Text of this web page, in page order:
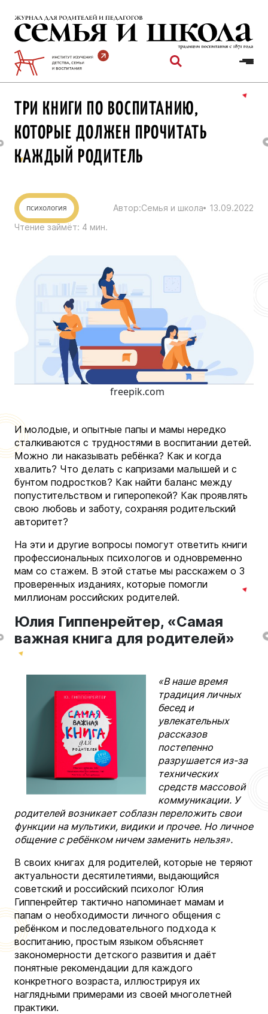
содержимому
ТРИ КНИГИ ПО ВОСПИТАНИЮ,
КОТОРЫЕ ДОЛЖЕН ПРОЧИТАТЬ
КАЖДЫЙ РОДИТЕЛЬ
психология Автор:Семья и школа
13.09.2022
Чтение займёт: 4 мин.
freepik.com
И молодые, и опытные папы и мамы нередко
сталкиваются с трудностями в воспитании детей.
Можно ли наказывать ребёнка? Как и когда
хвалить? Что делать с капризами малышей и с
бунтом подростков? Как найти баланс между
попустительством и гиперопекой? Как проявлять
свою любовь и заботу, сохраняя родительский
авторитет?
На эти и другие вопросы помогут ответить книги
профессиональных психологов и одновременно
мам со стажем. В этой статье мы расскажем о 3
проверенных изданиях, которые помогли
миллионам российских родителей.
Юлия Гиппенрейтер, «Самая
важная книга для родителей»
«В наше время
традиция личных
бесед и
увлекательных
рассказов
постепенно
разрушается из-за
технических
средств массовой
коммуникации. У
родителей возникает соблазн переложить свои
функции на мультики, видики и прочее. Но личное
общение с ребёнком ничем заменить нельзя».
В своих книгах для родителей, которые не теряют
актуальности десятилетиями, выдающийся
советский и российский психолог Юлия
Гиппенрейтер тактично напоминает мамам и
папам о необходимости личного общения с
ребёнком и последовательного подхода к
воспитанию, простым языком объясняет
закономерности детского развития и даёт
понятные рекомендации для каждого
конкретного возраста, иллюстрируя их
наглядными примерами из своей многолетней
практики.